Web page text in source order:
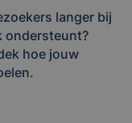
langer bij
ondersteunt?
hoe jouw